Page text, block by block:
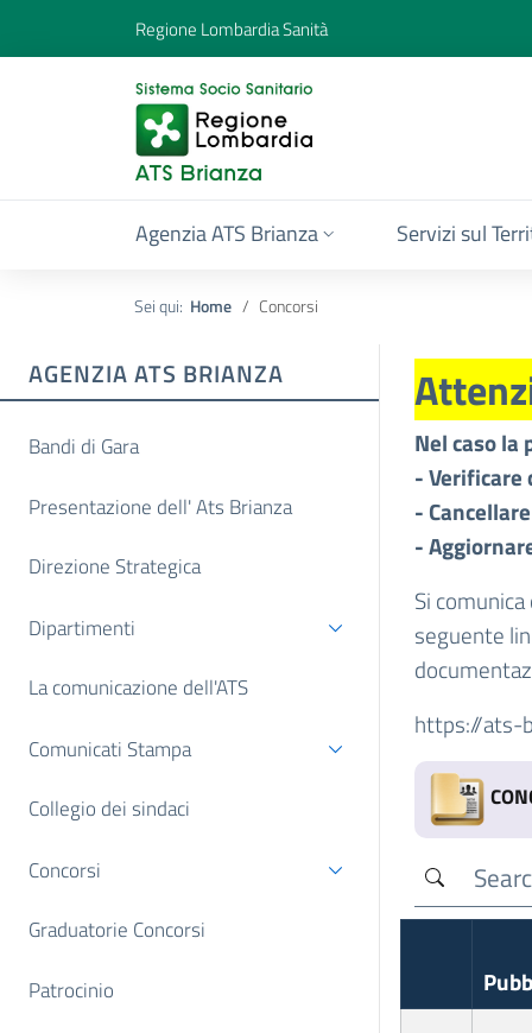
Regione Lombardia Sanità
Agenzia ATS Brianza Servizi sul
Sei qui: Home Concorsi
AGENZIA ATS BRIANZA
Bandi di Gara
Presentazione dell' Ats Brianza
Direzione Strategica
Dipartimenti
La comunicazione dell'ATS
Comunicati Stampa
Collegio dei sindaci
Concorsi
Graduatorie Concorsi
Patrocinio
Nel caso la
-
-
-
Si
seguente
https://ats-